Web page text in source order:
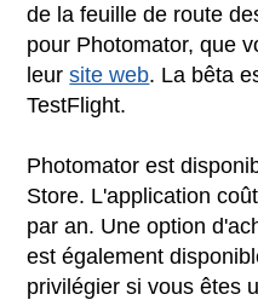
de la feuille de route
pour Photomator, que
leursite web. La bêta
TestFlight.
Photomator est
Store. L'application
par an. Une option
est également
privilégier si vous êtes